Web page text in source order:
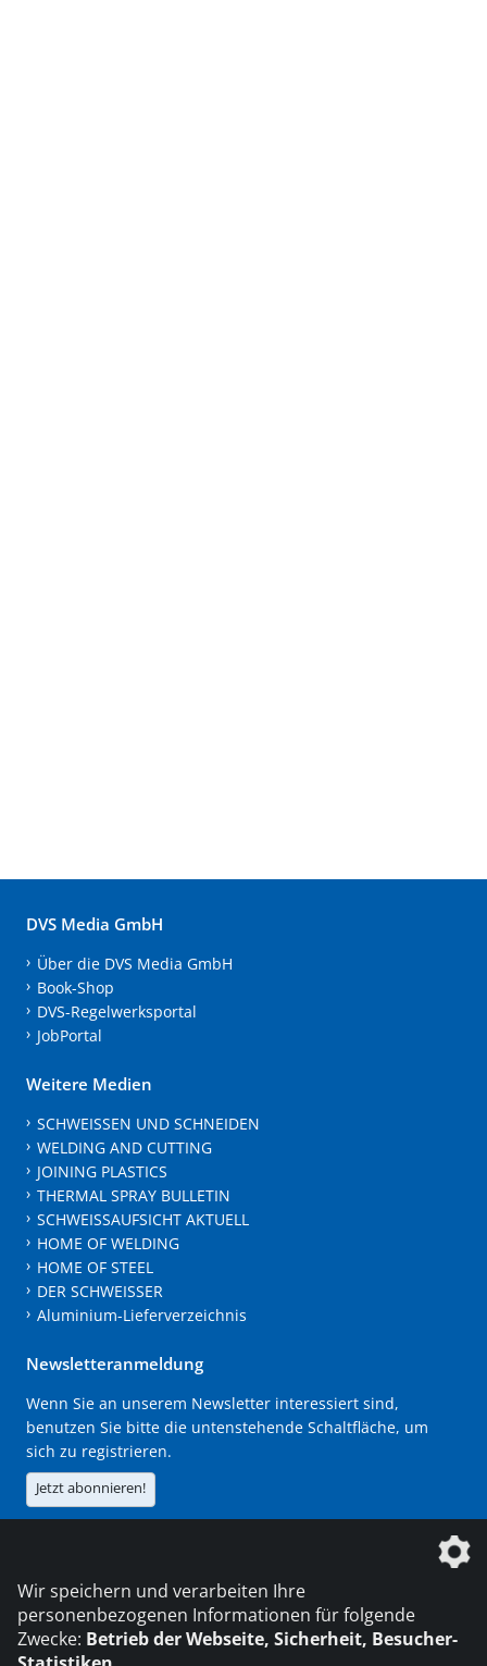
DVS Media GmbH
Über die DVS Media GmbH
Book-Shop
DVS-Regelwerksportal
JobPortal
Weitere Medien
SCHWEISSEN UND SCHNEIDEN
WELDING AND CUTTING
JOINING PLASTICS
THERMAL SPRAY BULLETIN
SCHWEISSAUFSICHT AKTUELL
HOME OF WELDING
HOME OF STEEL
DER SCHWEISSER
Aluminium-Lieferverzeichnis
Newsletteranmeldung
Wenn Sie an unserem Newsletter interessiert sind,
benutzen Sie bitte die untenstehende Schaltfläche, um
sich zu registrieren.
Jetzt abonnieren!
Die DVS Media GmbH ist ein Unternehmen der
Wir speichern und verarbeiten Ihre
personenbezogenen Informationen für folgende
Zwecke: Betrieb der Webseite, Sicherheit, Besucher-